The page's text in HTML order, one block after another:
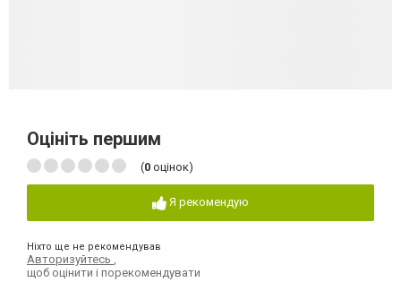
Оцініть першим
(0 оцінок)
Я рекомендую
Ніхто ще не рекомендував
Авторизуйтесь
щоб оцінити і порекомендувати